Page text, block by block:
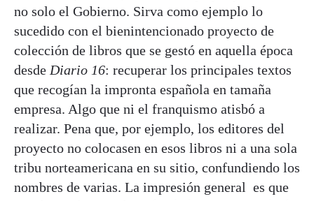
no solo el Gobierno. Sirva como ejemplo lo
sucedido con el bienintencionado proyecto de
colección de libros que se gestó en aquella época
desde Diario 16: recuperar los principales textos
que recogían la impronta española en tamaña
empresa. Algo que ni el franquismo atisbó a
realizar. Pena que, por ejemplo, los editores del
proyecto no colocasen en esos libros ni a una sola
tribu norteamericana en su sitio, confundiendo los
nombres de varias. La impresión general es que